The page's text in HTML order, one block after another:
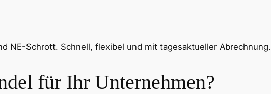
NE-Schrott. Schnell, flexibel und mit tagesaktueller Abrechnung.
für Ihr Unternehmen?